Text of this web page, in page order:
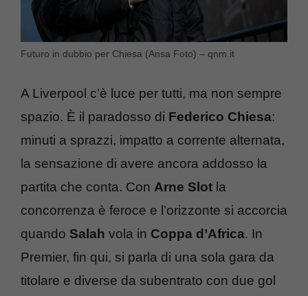
Futuro in dubbio per Chiesa (Ansa Foto) – qnm.it
A Liverpool c’è luce per tutti, ma non sempre
spazio. È il paradosso di Federico Chiesa:
minuti a sprazzi, impatto a corrente alternata,
la sensazione di avere ancora addosso la
partita che conta. Con Arne Slot la
concorrenza è feroce e l’orizzonte si accorcia
quando Salah vola in Coppa d’Africa. In
Premier, fin qui, si parla di una sola gara da
titolare e diverse da subentrato con due gol